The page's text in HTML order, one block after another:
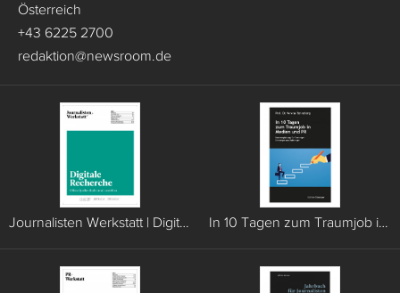
Österreich
+43 6225 2700
redaktion@newsroom.de
Journalisten Werkstatt | Digitale Recherche In 10 Tagen zum Traumjob in Medien und PR